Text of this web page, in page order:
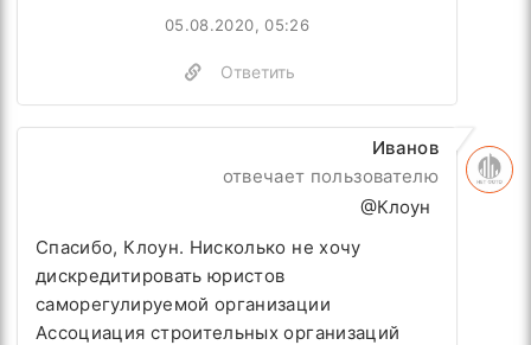
Ответить
05.08.2020, 05:26
Иванов
отвечает пользователю
@Клоун
Спасибо, Клоун. Нисколько не хочу
дискредитировать юристов
саморегулируемой организации
Ассоциация строительных организаций